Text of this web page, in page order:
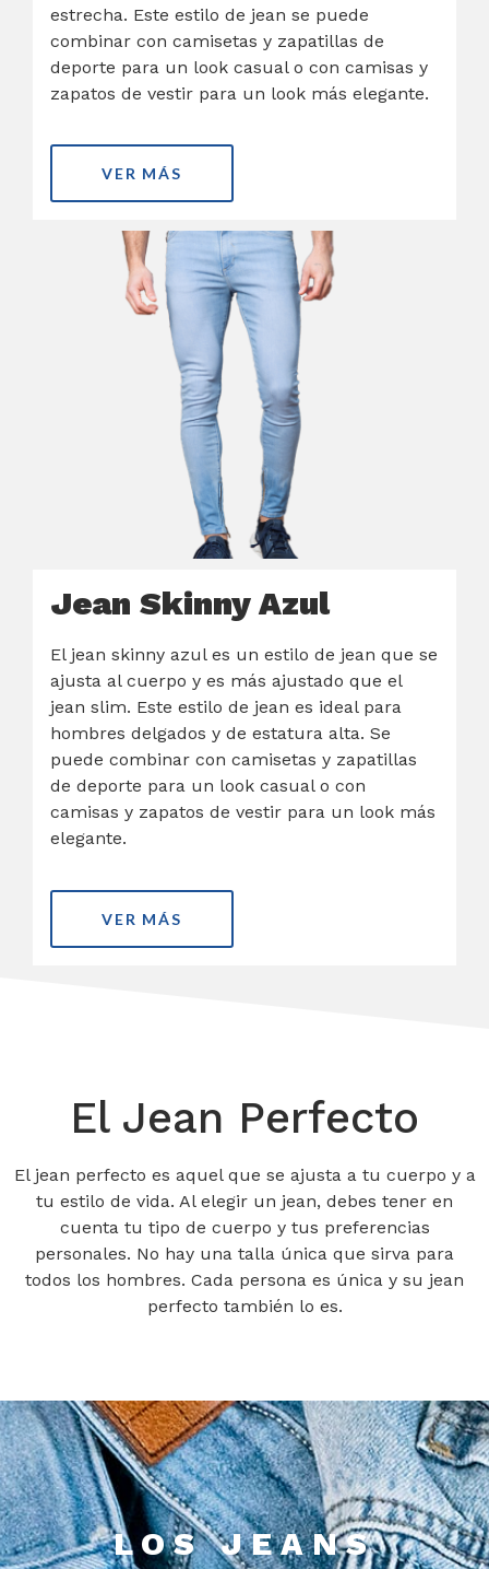
estrecha. Este estilo de jean se puede
combinar con camisetas y zapatillas de
deporte para un look casual o con camisas y
zapatos de vestir para un look más elegante.
VER MÁS
Jean Skinny Azul
El jean skinny azul es un estilo de jean que se
ajusta al cuerpo y es más ajustado que el
jean slim. Este estilo de jean es ideal para
hombres delgados y de estatura alta. Se
puede combinar con camisetas y zapatillas
de deporte para un look casual o con
camisas y zapatos de vestir para un look más
elegante.
VER MÁS
El Jean Perfecto
El jean perfecto es aquel que se ajusta a tu cuerpo y a
tu estilo de vida. Al elegir un jean, debes tener en
cuenta tu tipo de cuerpo y tus preferencias
personales. No hay una talla única que sirva para
todos los hombres. Cada persona es única y su jean
perfecto también lo es.
LOS JEANS